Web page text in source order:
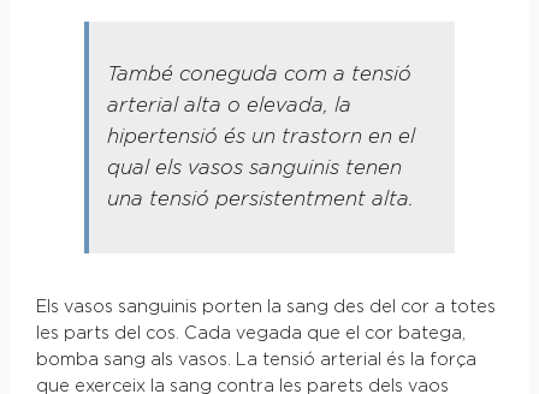
També coneguda com a tensió
arterial alta o elevada, la
hipertensió és un trastorn en el
qual els vasos sanguinis tenen
una tensió persistentment alta.
Els vasos sanguinis porten la sang des del cor a totes
les parts del cos. Cada vegada que el cor batega,
bomba sang als vasos. La tensió arterial és la força
que exerceix la sang contra les parets dels vaos